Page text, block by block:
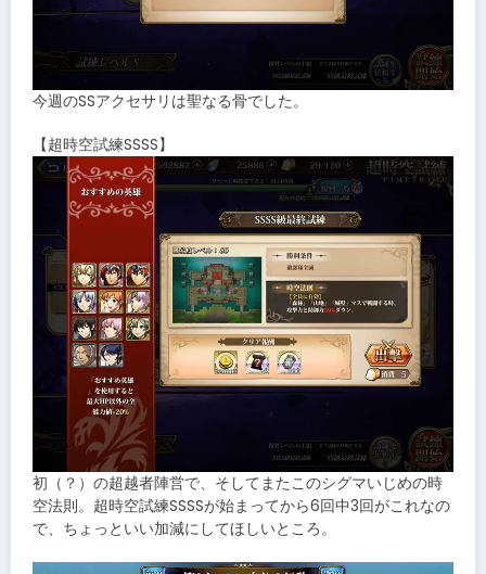
今週のSSアクセサリは聖なる骨でした。
【超時空試練SSSS】
初（？）の超越者陣営で、そしてまたこのシグマいじめの時
空法則。超時空試練SSSSが始まってから6回中3回がこれなの
で、ちょっといい加減にしてほしいところ。